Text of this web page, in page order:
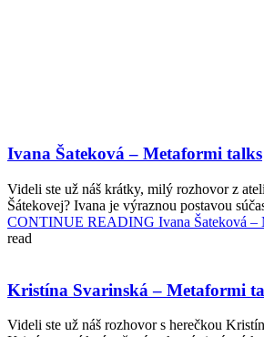
Ivana Šateková – Metaformi talks
Videli ste už náš krátky, milý rozhovor z
Šátekovej? Ivana je výraznou postavou
CONTINUE READING Ivana Šateková –
read
Kristína Svarinská – Metaformi
Videli ste už náš rozhovor s herečkou